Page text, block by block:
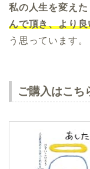
私の人生を変え
んで頂き、より
う思っています。
ご購入はこち